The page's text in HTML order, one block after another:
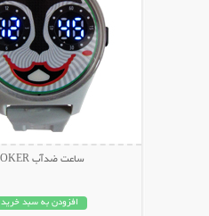
ساعت ضدآب JOKER
افزودن به سبد خرید